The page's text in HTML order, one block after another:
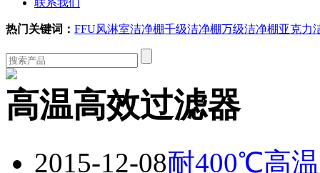
联系我们
热门关键词： FFU风淋室洁净棚千级洁净棚万级洁净棚亚克力
高温高效过滤器
2015-12-08耐400℃高